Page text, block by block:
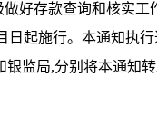
好存款查询和核实
日起施行。本通知执
监局,分别将本通知转